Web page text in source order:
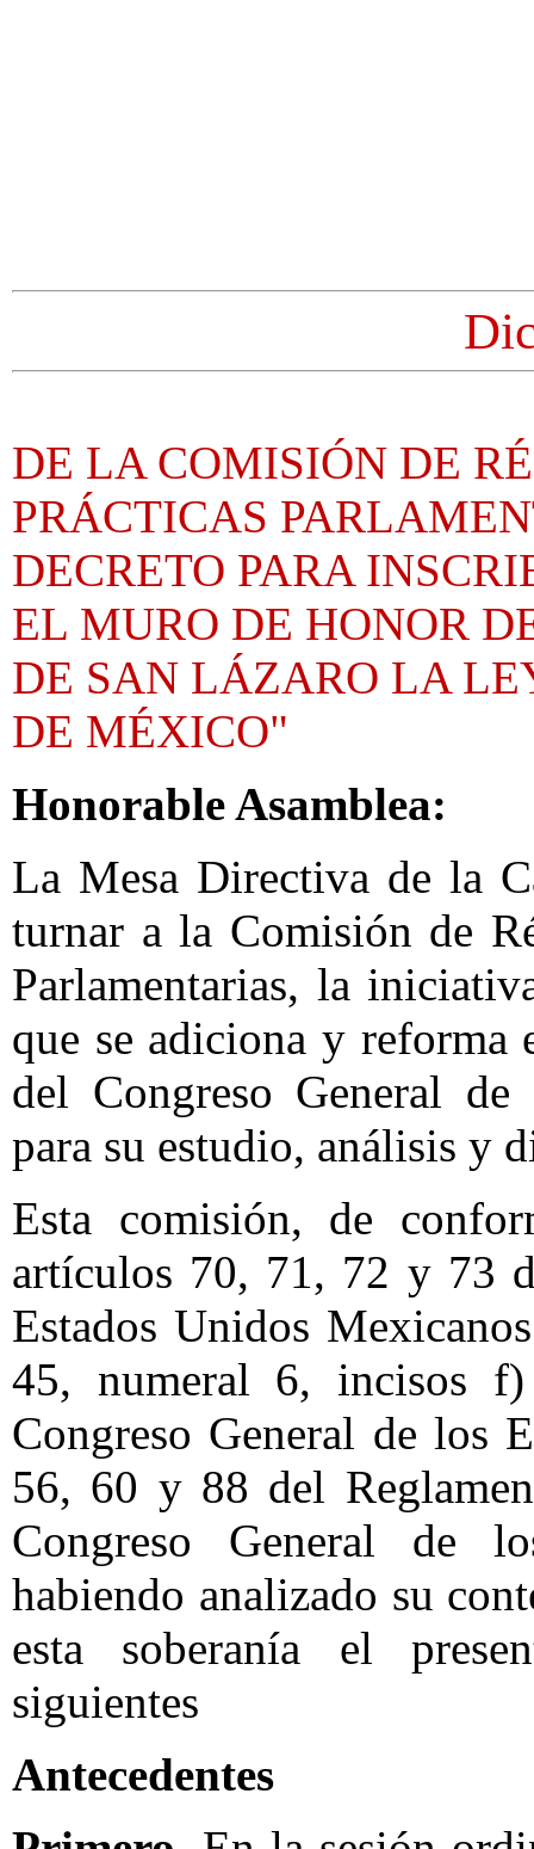
DE LA COMISIÓN DE
PRÁCTICAS
DECRETO PARA
EL MURO DE HONOR
DE SAN LÁZARO LA
DE MÉXICO"
Honorable Asamblea:
La Mesa Directiva de la
turnar a la Comisión de
Parlamentarias, la
que se adiciona y
del Congreso General
para su estudio, análisis y
Esta comisión, de
artículos 70, 71, 72 y 73
Estados Unidos
45, numeral 6, incisos
Congreso General de los
56, 60 y 88 del
Congreso General de
habiendo analizado su
esta soberanía el
siguientes
Antecedentes